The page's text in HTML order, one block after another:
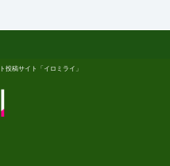
投稿サイト「イロミライ」